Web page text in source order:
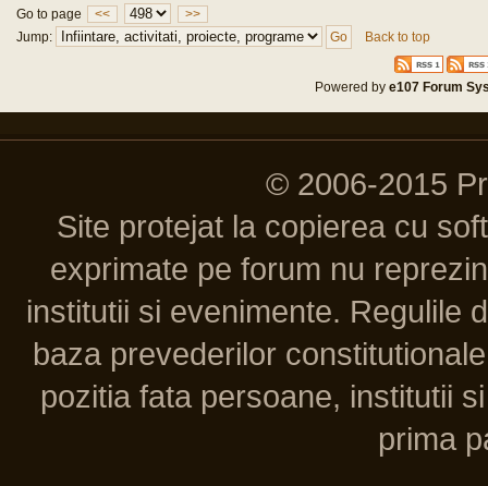
Go to page <<
>>
Jump:
Back to top
Powered bye107 Forum
© 2006-2015
Site protejat la copierea cu
exprimate pe forum nu
institutii si evenimente. Regulile
baza prevederilor
pozitia fata persoane, institutii
prima